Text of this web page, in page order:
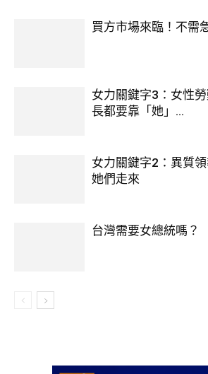
買方市場來臨！不需
女力關鍵字3：女性
長都要靠「她」...
女力關鍵字2：異質
她們走來
台灣需要女總統嗎？